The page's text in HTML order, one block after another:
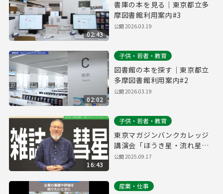
02:43
書庫の本を見る｜東京都立多
摩図書館利用案内#3
公開2026.03.19
02:02
子供・若者・教育
図書館の本を探す｜東京都立
多摩図書館利用案内#2
公開2026.03.19
16:43
子供・若者・教育
東京マガジンバンクカレッジ
講演会「ほうき星・流れ星を
追いかけて」（ダイジェスト
公開2025.09.17
産業・仕事